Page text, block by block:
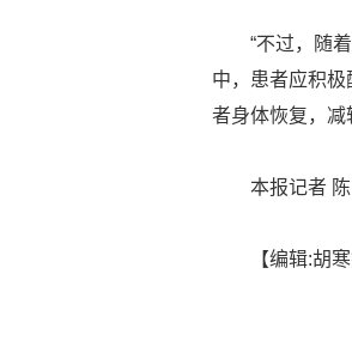
“不过，随
中，患者应积
者身体恢复，减
本报记者
【编辑:胡寒